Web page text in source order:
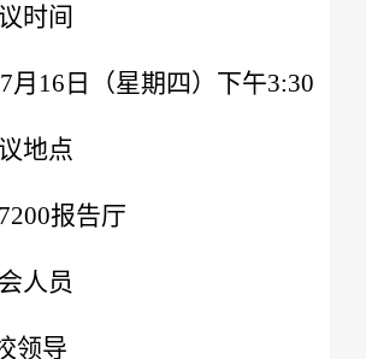
时间
月16日（星期四）下午3:30
地点
报告厅
人员
领导